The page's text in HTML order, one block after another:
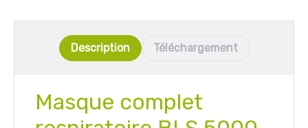
Description Téléchargement
Masque complet